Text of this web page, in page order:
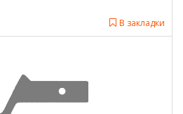
В закладки